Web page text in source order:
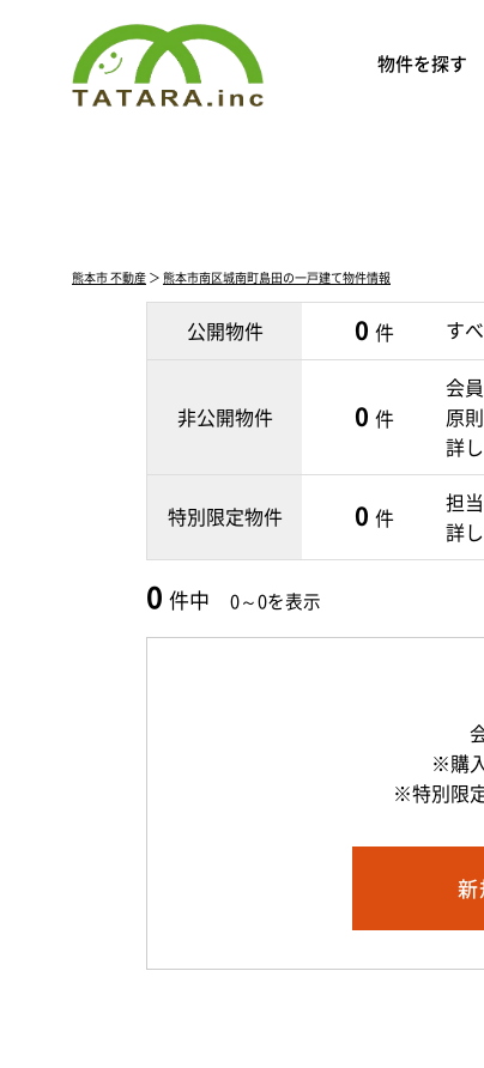
物件を探す
熊本市 不動産 ＞ 熊本市南区城南町島田の一戸建て物件情報
公開物件 0 件 す
非公開物件 0 件
会
原
詳
特別限定物件 0 件
担
詳
0 件中 0～0を表示
※購
※特別限
新